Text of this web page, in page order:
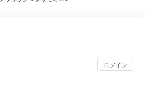
ログイン